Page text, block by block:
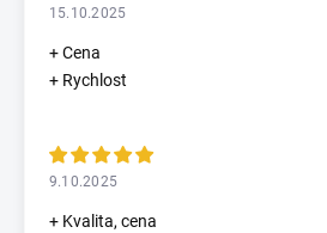
15.10.2025
+ Cena
+ Rychlost
9.10.2025
+ Kvalita, cena